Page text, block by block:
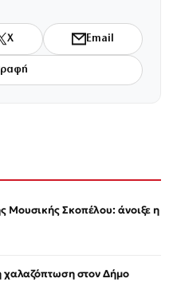
X Email
Μουσικής Σκοπέλου: άνοιξε η
χαλαζόπτωση στον Δήμο